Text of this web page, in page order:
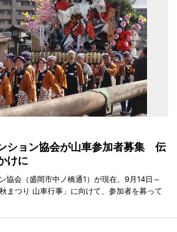
ション協会が山車参加者募集 伝
けに
協会（盛岡市中ノ橋通1）が現在、9月14日～
まつり 山車行事」に向けて、参加者を募って